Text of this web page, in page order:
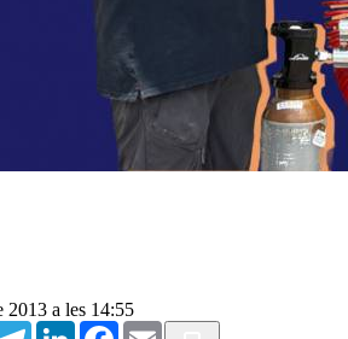
2013 a les 14:55
TelegramLinkedInFacebook
Email